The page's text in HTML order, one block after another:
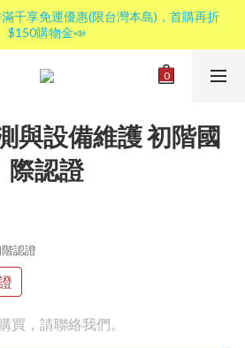
千享免運優惠(限台灣本島)，首購再折
$150購物金📣
與設備維護 初階國
際認證
認證
買，請聯絡我們。